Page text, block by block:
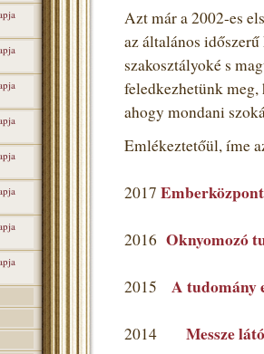
Azt már a 2002-es
az általános
szakosztályoké s
feledkezhetünk meg,
ahogy mondani
Emlékeztetőül, íme
2017
2016 Oknyomozó
2015 A tudomány
2014 Messze